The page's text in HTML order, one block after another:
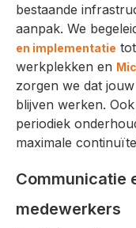
bestaande
aanpak. We
en implementatie
werkplekken en
zorgen we dat
blijven werken.
periodiek
maximale
Communicatie
medewerkers